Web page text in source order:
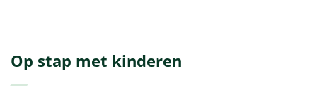
Op stap met kinderen